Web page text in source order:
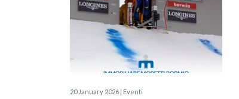
20 January 2026 | Eventi